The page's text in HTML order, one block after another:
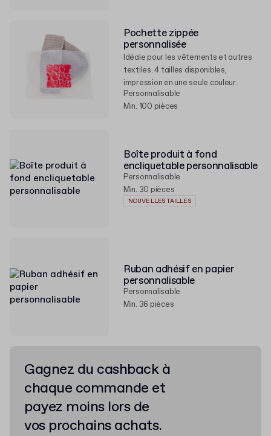
Pochette zippée
personnalisée
Idéale pour les vêtements et autres
textiles. 4 tailles disponibles,
impression en une seule couleur.
Personnalisable
Min. 100 pièces
Boîte produit à fond
encliquetable personnalisable
Personnalisable
Min. 30 pièces
NOUVELLES TAILLES
Ruban adhésif en papier
personnalisable
Personnalisable
Min. 36 pièces
Gagnez du cashback à
chaque commande et
payez moins lors de
vos prochains achats.